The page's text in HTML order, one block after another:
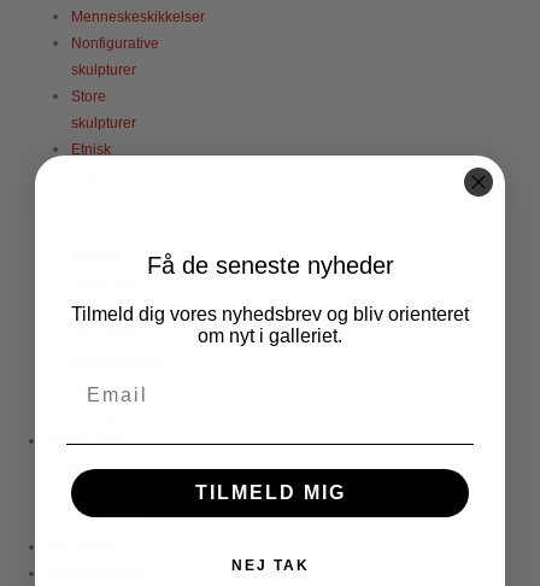
Menneskeskikkelser
Nonfigurative
skulpturer
Store
skulpturer
Etnisk
skulpturer
Stjernetegn
MALERIER
Malerier
Fotografier
Information
Få de seneste nyheder
Tilmeld dig vores nyhedsbrev og bliv orienteret
om nyt i galleriet.
TILMELD MIG
NEJ TAK